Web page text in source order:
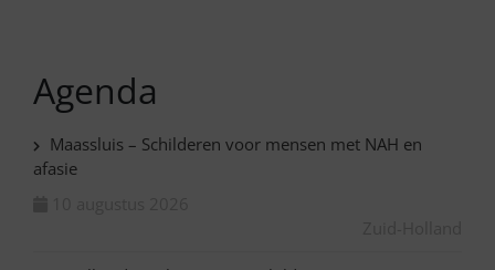
Agenda
Maassluis – Schilderen voor mensen met NAH en
afasie